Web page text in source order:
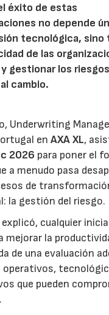
éxito de estas
no depende
tecnológica, sino
de las
gestionar los riesgos
cambio.
Underwriting
enAXA XL,
2026 para poner el
a menudo pasa
de
la gestión del riesgo.
cualquier
mejorar la
de una evaluación
operativos,
que pueden